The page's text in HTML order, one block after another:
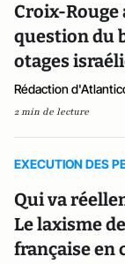
Croix-Rouge
question du
otages
Rédaction
2 min de lecture
EXECUTION DES
Qui va
Le laxisme
française en